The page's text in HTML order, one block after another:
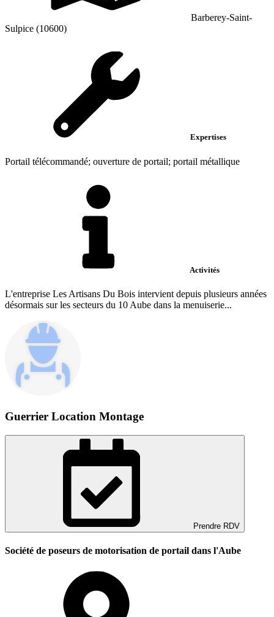
Barberey-Saint-
Sulpice (10600)
Expertises
Portail télécommandé; ouverture de portail; portail métallique
Activités
L'entreprise Les Artisans Du Bois intervient depuis plusieurs années
désormais sur les secteurs du 10 Aube dans la menuiserie...
Guerrier Location Montage
Prendre RDV
Société de poseurs de motorisation de portail dans l'Aube